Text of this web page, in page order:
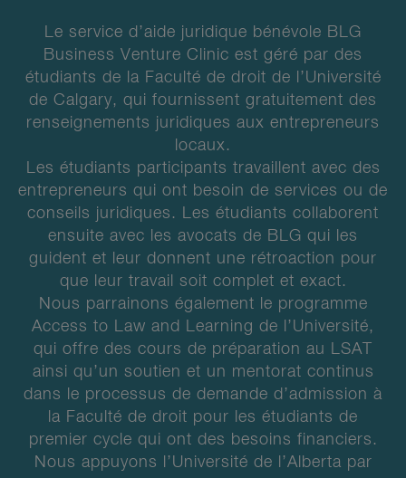
Le service d’aide juridique bénévole BLG
Business Venture Clinic est géré par des
étudiants de la Faculté de droit de l’Université
de Calgary, qui fournissent gratuitement des
renseignements juridiques aux entrepreneurs
locaux.
Les étudiants participants travaillent avec des
entrepreneurs qui ont besoin de services ou de
conseils juridiques. Les étudiants collaborent
ensuite avec les avocats de BLG qui les
guident et leur donnent une rétroaction pour
que leur travail soit complet et exact.
Nous parrainons également le programme
Access to Law and Learning de l’Université,
qui offre des cours de préparation au LSAT
ainsi qu’un soutien et un mentorat continus
dans le processus de demande d’admission à
la Faculté de droit pour les étudiants de
premier cycle qui ont des besoins financiers.
Nous appuyons l’Université de l’Alberta par